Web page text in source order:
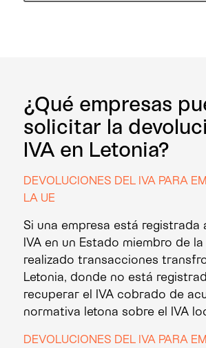
¿Qué empresas
solicitar la
IVA en Letonia?
DEVOLUCIONES DEL IVA PARA
LA UE
Si una empresa está registrada
IVA en un Estado miembro de la
realizado transacciones
Letonia, donde no está
recuperar el IVA cobrado de
normativa letona sobre el IVA
DEVOLUCIONES DEL IVA PARA